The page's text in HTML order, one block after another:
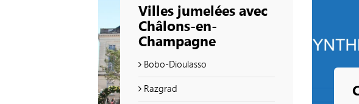
Villes jumelées avec
Châlons-en-
Champagne
Bobo-Dioulasso
Razgrad